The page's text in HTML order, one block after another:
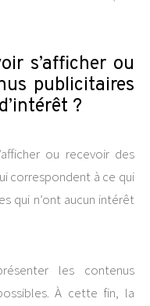
s’afficher ou
publicitaires
?
ou recevoir des
correspondent à ce qui
qui n’ont aucun intérêt
les contenus
À cette fin, la